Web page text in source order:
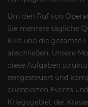
Um den Ruf von
Sie mehrere tägliche
Kills und die gesamte
abschließen. Unsere
diese Aufgaben
zeitgesteuert und
orientierten Events
Kriegsgebiet der